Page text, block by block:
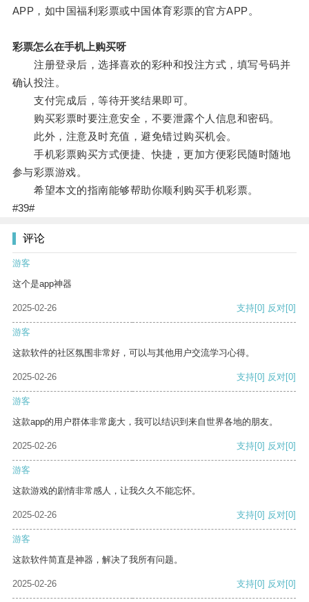
APP，如中国福利彩票或中国体育彩票的官方APP。
彩票怎么在手机上购买呀
注册登录后，选择喜欢的彩种和投注方式，填写号码并
确认投注。
支付完成后，等待开奖结果即可。
购买彩票时要注意安全，不要泄露个人信息和密码。
此外，注意及时充值，避免错过购买机会。
手机彩票购买方式便捷、快捷，更加方便彩民随时随地
参与彩票游戏。
希望本文的指南能够帮助你顺利购买手机彩票。
#39#
评论
游客
这个是app神器
2025-02-26 支持[0] 反对[0]
游客
这款软件的社区氛围非常好，可以与其他用户交流学习心得。
2025-02-26 支持[0] 反对[0]
游客
这款app的用户群体非常庞大，我可以结识到来自世界各地的朋友。
2025-02-26 支持[0] 反对[0]
游客
这款游戏的剧情非常感人，让我久久不能忘怀。
2025-02-26 支持[0] 反对[0]
游客
这款软件简直是神器，解决了我所有问题。
2025-02-26 支持[0] 反对[0]